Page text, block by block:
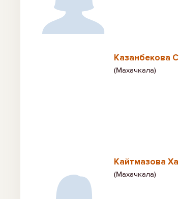
Казанбекова
(Махачкала)
Кайтмазова
(Махачкала)